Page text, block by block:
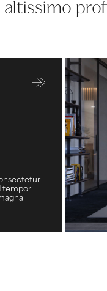
altissimo
tempor